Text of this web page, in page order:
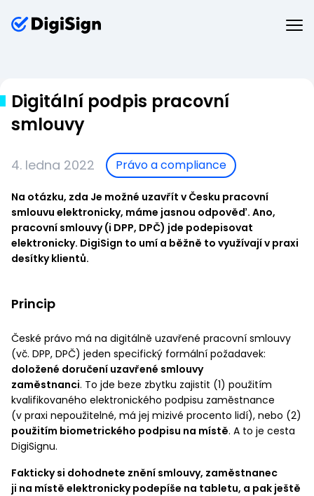
Digitální podpis pracovní
smlouvy
4. ledna 2022 Právo a compliance
Na otázku, zda Je možné uzavřít v Česku pracovní
smlouvu elektronicky, máme jasnou odpověď. Ano,
pracovní smlouvy (i DPP, DPČ) jde podepisovat
elektronicky. DigiSign to umí a běžně to využívají v praxi
desítky klientů.
Princip
České právo má na digitálně uzavřené pracovní smlouvy
(vč. DPP, DPČ) jeden specifický formální požadavek:
doložené doručení uzavřené smlouvy
zaměstnanci. To jde beze zbytku zajistit (1) použitím
kvalifikovaného elektronického podpisu zaměstnance
(v praxi nepoužitelné, má jej mizivé procento lidí), nebo (2)
použitím biometrického podpisu na místě. A to je cesta
DigiSignu.
Fakticky si dohodnete znění smlouvy, zaměstnanec
ji na místě elektronicky podepíše na tabletu, a pak ještě